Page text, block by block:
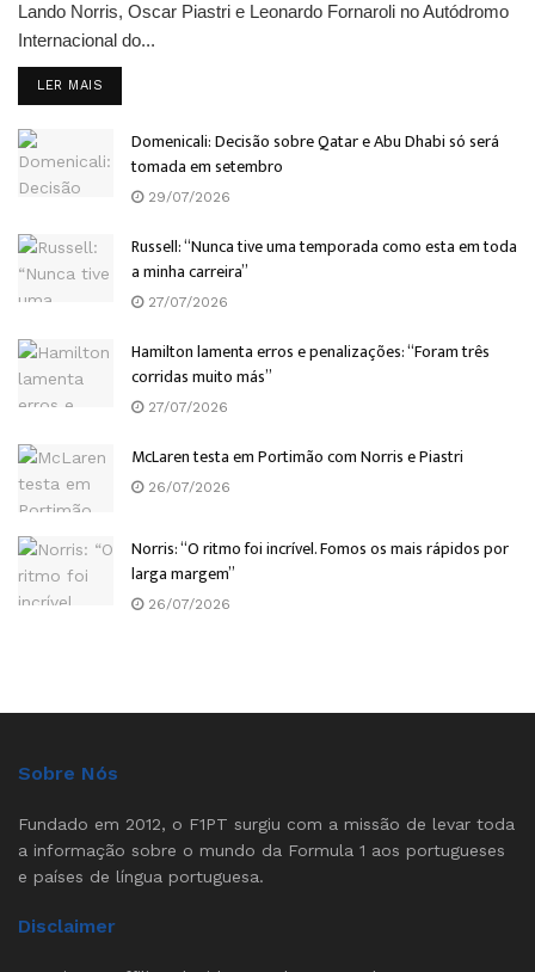
Lando Norris, Oscar Piastri e Leonardo Fornaroli no Autódromo
Internacional do...
LER MAIS
Domenicali: Decisão sobre Qatar e Abu Dhabi só será
tomada em setembro
29/07/2026
Russell: “Nunca tive uma temporada como esta em toda
a minha carreira”
27/07/2026
Hamilton lamenta erros e penalizações: “Foram três
corridas muito más”
27/07/2026
McLaren testa em Portimão com Norris e Piastri
26/07/2026
Norris: “O ritmo foi incrível. Fomos os mais rápidos por
larga margem”
26/07/2026
Sobre Nós
Fundado em 2012, o F1PT surgiu com a missão de levar toda
a informação sobre o mundo da Formula 1 aos portugueses
e países de língua portuguesa.
Disclaimer